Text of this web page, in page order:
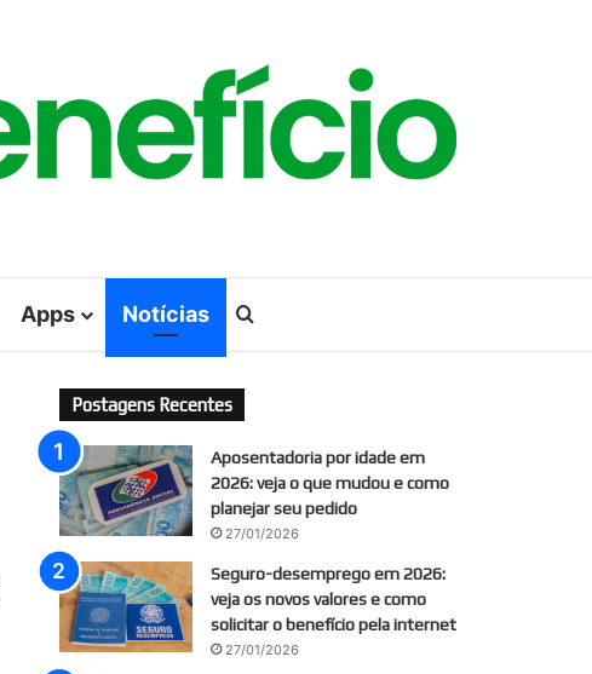
Apps Notícias
Postagens Recentes
Aposentadoria por idade em
2026: veja o que mudou e como
planejar seu pedido
27/01/2026
Seguro-desemprego em 2026:
veja os novos valores e como
solicitar o benefício pela internet
27/01/2026